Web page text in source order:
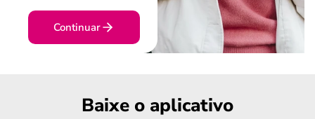
Continuar
Baixe o aplicativo